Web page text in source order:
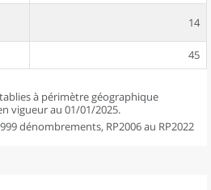
14
45
à périmètre géographique
vigueur au 01/01/2025.
dénombrements, RP2006 au RP2022